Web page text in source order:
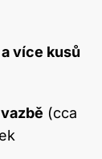
více kusů
(cca